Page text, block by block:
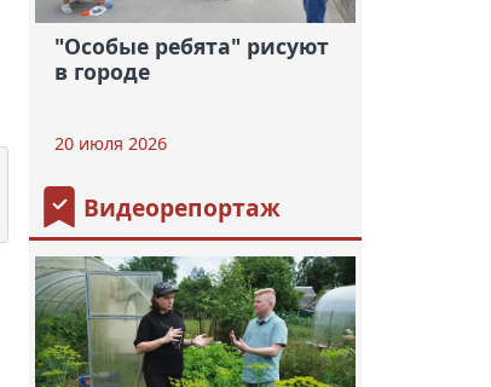
"Особые ребята" рисуют
в городе
20 июля 2026
Видеорепортаж